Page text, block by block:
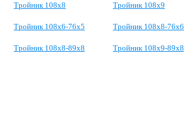
Тройник 108х8 Тройник 108х9
Тройник 108x6-76x5 Тройник 108x8-76x6
Тройник 108х8-89х8 Тройник 108х9-89х8